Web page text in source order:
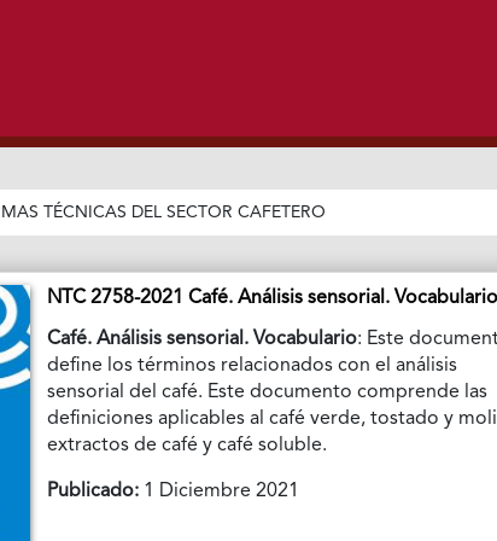
TÉCNICAS DEL SECTOR CAFETERO
NTC 2758-2021 Café. Análisis sensorial. Vocabulario
Café. Análisis sensorial. Vocabulario: Este
define los términos relacionados con el análisis
sensorial del café. Este documento comprende las
definiciones aplicables al café verde, tostado y
extractos de café y café soluble.
Publicado: 1 Diciembre 2021